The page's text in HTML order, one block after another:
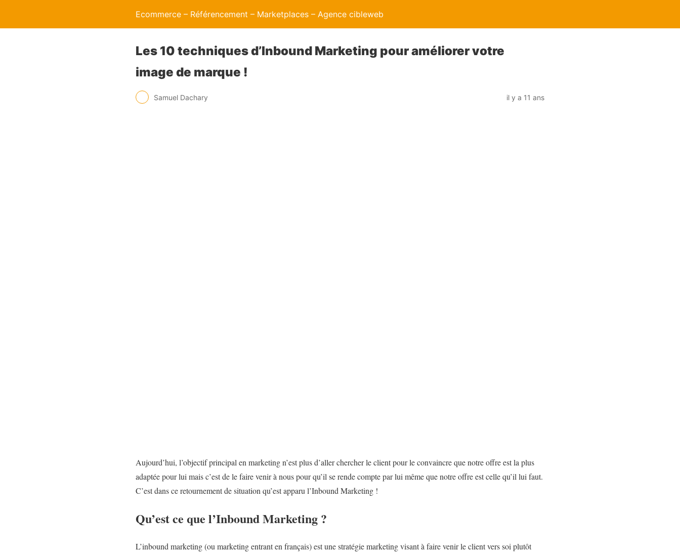
Ecommerce – Référencement – Marketplaces – Agence cibleweb
Les 10 techniques d’Inbound Marketing pour améliorer votre
image de marque !
Samuel Dachary il y a 11 ans
Aujourd’hui, l’objectif principal en marketing n’est plus d’aller chercher le client pour le convaincre que notre offre est la plus
adaptée pour lui mais c’est de le faire venir à nous pour qu’il se rende compte par lui même que notre offre est celle qu’il lui faut.
C’est dans ce retournement de situation qu’est apparu l’Inbound Marketing !
Qu’est ce que l’Inbound Marketing ?
L’inbound marketing (ou marketing entrant en français) est une stratégie marketing visant à faire venir le client vers soi plutôt